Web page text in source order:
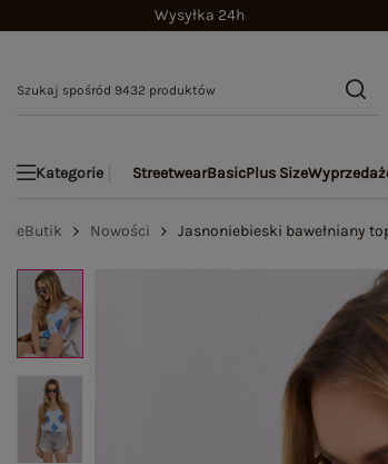
Wysyłka 24h
Kategorie StreetwearBasicPlus Size
eButik Nowości Jasnoniebieski bawełniany